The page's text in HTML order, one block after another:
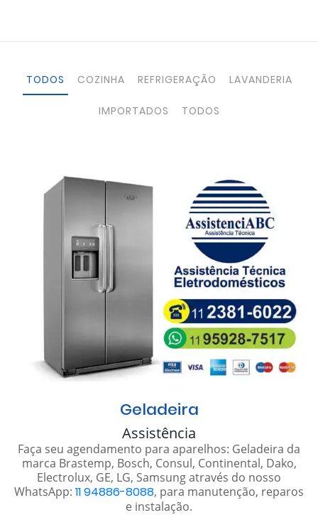
TODOS COZINHA REFRIGERAÇÃO LAVANDERIA
IMPORTADOS TODOS
Geladeira
Assistência
Faça seu agendamento para aparelhos: Geladeira da
marca Brastemp, Bosch, Consul, Continental, Dako,
Electrolux, GE, LG, Samsung através do nosso
WhatsApp: 11 94886-8088, para manutenção, reparos
e instalação.